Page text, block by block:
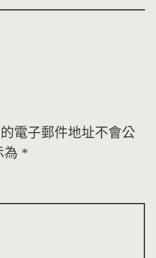
電子郵件地址不會公
為 *